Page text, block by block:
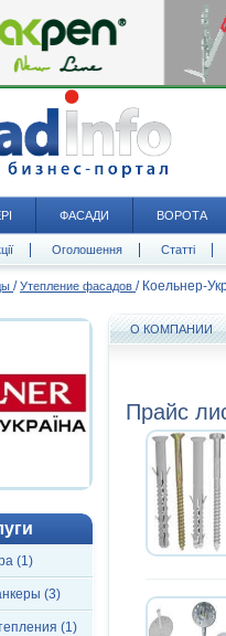
ФАСАДИ ВОРОТА
Оголошення Статті
/ Утепление фасадов / Коельнер-
(1)
(3)
(1)
О КОМПАНИИ
Прайс